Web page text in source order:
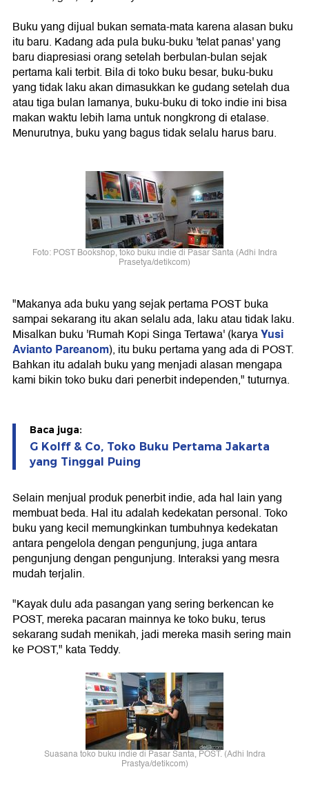
Buku yang dijual bukan semata-mata karena alasan buku
itu baru. Kadang ada pula buku-buku 'telat panas' yang
baru diapresiasi orang setelah berbulan-bulan sejak
pertama kali terbit. Bila di toko buku besar, buku-buku
yang tidak laku akan dimasukkan ke gudang setelah dua
atau tiga bulan lamanya, buku-buku di toko indie ini bisa
makan waktu lebih lama untuk nongkrong di etalase.
Menurutnya, buku yang bagus tidak selalu harus baru.
Foto: POST Bookshop, toko buku indie di Pasar Santa (Adhi Indra
Prasetya/detikcom)
"Makanya ada buku yang sejak pertama POST buka
sampai sekarang itu akan selalu ada, laku atau tidak laku.
Misalkan buku 'Rumah Kopi Singa Tertawa' (karyaYusi
Avianto Pareanom), itu buku pertama yang ada di POST.
Bahkan itu adalah buku yang menjadi alasan mengapa
kami bikin toko buku dari penerbit independen," tuturnya.
Baca juga:
G Kolff & Co, Toko Buku Pertama Jakarta
yang Tinggal Puing
Selain menjual produk penerbit indie, ada hal lain yang
membuat beda. Hal itu adalah kedekatan personal. Toko
buku yang kecil memungkinkan tumbuhnya kedekatan
antara pengelola dengan pengunjung, juga antara
pengunjung dengan pengunjung. Interaksi yang mesra
mudah terjalin.
"Kayak dulu ada pasangan yang sering berkencan ke
POST, mereka pacaran mainnya ke toko buku, terus
sekarang sudah menikah, jadi mereka masih sering main
ke POST," kata Teddy.
Suasana toko buku indie di Pasar Santa, POST. (Adhi Indra
Prastya/detikcom)